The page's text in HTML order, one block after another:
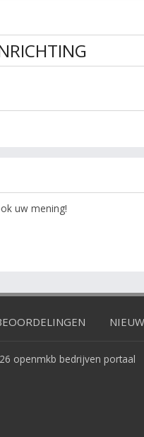
uw mening!
openmkb bedrijven portaal